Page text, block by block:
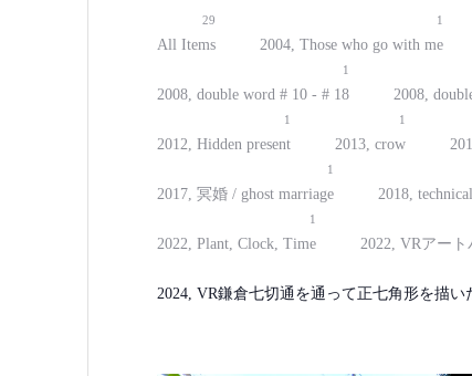
29
All Items
1
2004, Those who go with me
1
2008, double word # 10 - # 18 2008,
1
2012, Hidden present
1
2013, crow
1
2017, 冥婚 / ghost marriage 2018,
1
2022, Plant, Clock, Time 2022, VRアー
2024, VR鎌倉七切通を通って正七角形を描い